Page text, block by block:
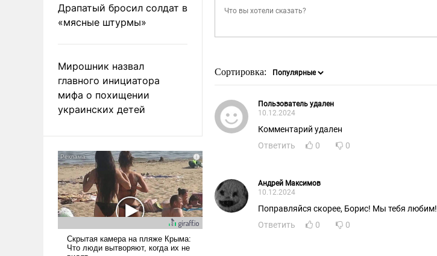
Драпатый бросил солдат в
«мясные штурмы»
Мирошник назвал
главного инициатора
мифа о похищении
украинских детей
Сортировка:
Пользователь удален
10.12.2024
Комментарий удален
Ответить
0 0
Андрей Максимов
10.12.2024
Поправляйся скорее, Борис! Мы тебя любим!
Ответить
0 0